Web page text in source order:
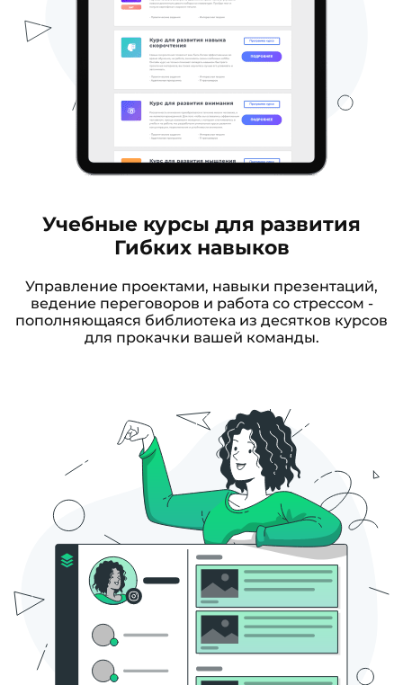
Учебные курсы для развития
Гибких навыков
Управление проектами, навыки презентаций,
ведение переговоров и работа со стрессом -
пополняющаяся библиотека из десятков курсов
для прокачки вашей команды.